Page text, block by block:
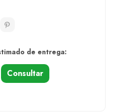
de entrega:
Consultar